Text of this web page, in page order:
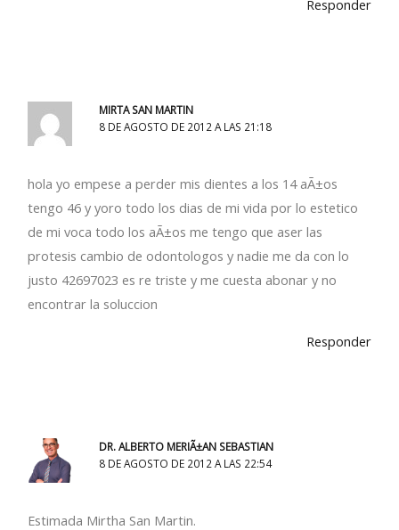
Responder
MIRTA SAN MARTIN
8 DE AGOSTO DE 2012 A LAS 21:18
hola yo empese a perder mis dientes a los 14 aÃ±os
tengo 46 y yoro todo los dias de mi vida por lo estetico
de mi voca todo los aÃ±os me tengo que aser las
protesis cambio de odontologos y nadie me da con lo
justo 42697023 es re triste y me cuesta abonar y no
encontrar la soluccion
Responder
DR. ALBERTO MERIÃ±AN SEBASTIAN
8 DE AGOSTO DE 2012 A LAS 22:54
Estimada Mirtha San Martin.